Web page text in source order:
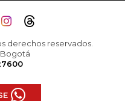
derechos reservados.
Bogotá